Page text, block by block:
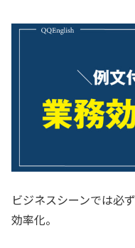
ビジネスシーンでは必
効率化。